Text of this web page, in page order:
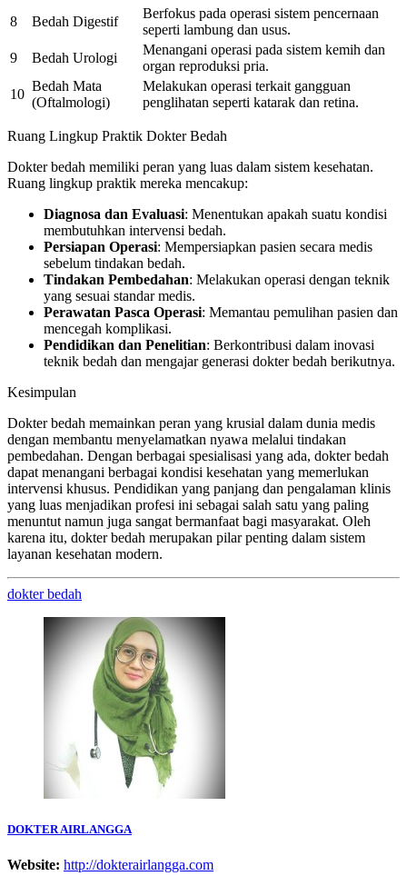
8
Bedah Digestif
Berfokus pada operasi sistem pencernaan
seperti lambung dan usus.
9
Bedah Urologi
Menangani operasi pada sistem kemih dan
organ reproduksi pria.
10
Bedah Mata
(Oftalmologi)
Melakukan operasi terkait gangguan
penglihatan seperti katarak dan retina.
Ruang Lingkup Praktik Dokter Bedah
Dokter bedah memiliki peran yang luas dalam sistem kesehatan.
Ruang lingkup praktik mereka mencakup:
Diagnosa dan Evaluasi: Menentukan apakah suatu kondisi
membutuhkan intervensi bedah.
Persiapan Operasi: Mempersiapkan pasien secara medis
sebelum tindakan bedah.
Tindakan Pembedahan: Melakukan operasi dengan teknik
yang sesuai standar medis.
Perawatan Pasca Operasi: Memantau pemulihan pasien dan
mencegah komplikasi.
Pendidikan dan Penelitian: Berkontribusi dalam inovasi
teknik bedah dan mengajar generasi dokter bedah berikutnya.
Kesimpulan
Dokter bedah memainkan peran yang krusial dalam dunia medis
dengan membantu menyelamatkan nyawa melalui tindakan
pembedahan. Dengan berbagai spesialisasi yang ada, dokter bedah
dapat menangani berbagai kondisi kesehatan yang memerlukan
intervensi khusus. Pendidikan yang panjang dan pengalaman klinis
yang luas menjadikan profesi ini sebagai salah satu yang paling
menuntut namun juga sangat bermanfaat bagi masyarakat. Oleh
karena itu, dokter bedah merupakan pilar penting dalam sistem
layanan kesehatan modern.
dokter bedah
DOKTER AIRLANGGA
Website: http://dokterairlangga.com